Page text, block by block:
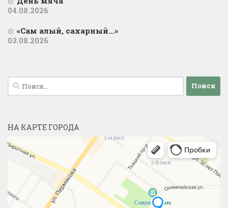
04.08.2026
«Сам алый, сахарный…»
03.08.2026
Найти:
НА КАРТЕ ГОРОДА